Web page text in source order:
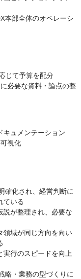
本部全体のオペレーシ
じて予算を配分
必要な資料・論点の整
キュメンテーション
視化
確化され、経営判断に
ている
説が整理され、必要な
領域が同じ方向を向い
実行のスピードを向上
略・業務の型づくりに